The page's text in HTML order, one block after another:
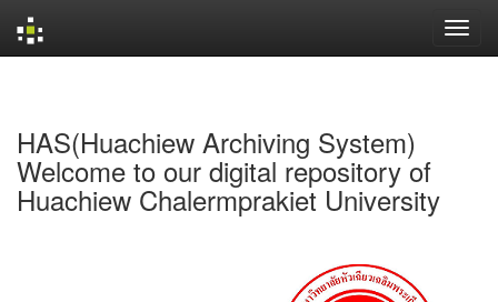
HAS(Huachiew Archiving System)
Welcome to our digital repository of
Huachiew Chalermprakiet University